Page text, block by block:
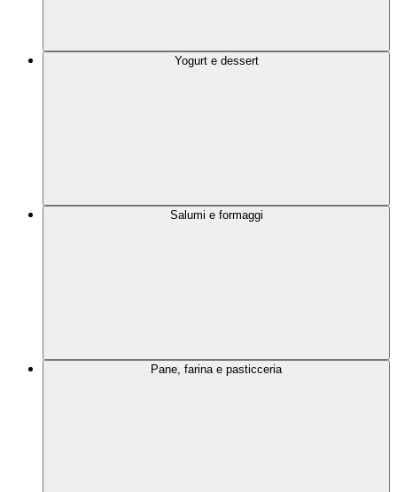
Yogurt e dessert
Salumi e formaggi
Pane, farina e pasticceria